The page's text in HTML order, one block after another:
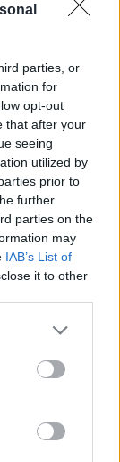
parties, or
for
opt-out
that after your
seeing
utilized by
prior to
further
parties on the
may
IAB’s List of
it to other
una
il